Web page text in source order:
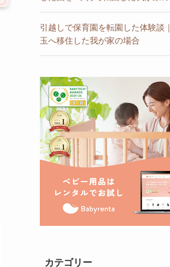
引越しで保育園を転園した体験談
玉へ移住した我が家の場合
カテゴリー